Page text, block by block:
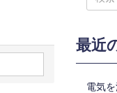
最近
電気